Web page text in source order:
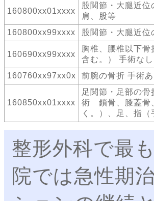
160800xx01xxxx
股関節・大腿近
肩、股等
160800xx99xxxx
股関節・大腿近位
160690xx99xxxx
胸椎、腰椎以下
含む。） 手術なし
160760xx97xx0x
前腕の骨折 手術
160850xx01xxxx
足関節・足部の
術 鎖骨、膝蓋骨
く。）、足、指
整形外科で最
院では急性期